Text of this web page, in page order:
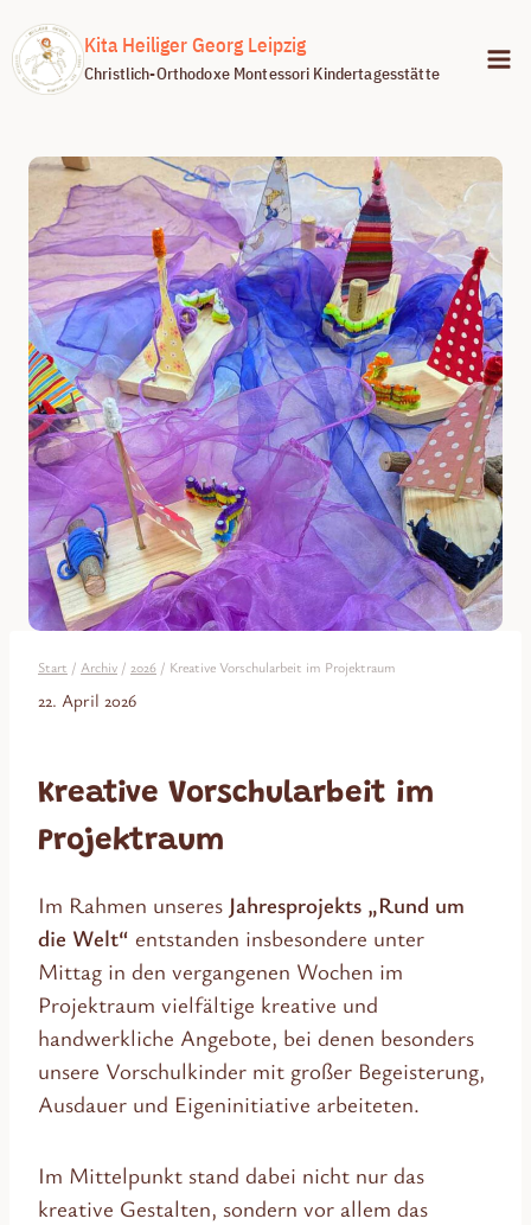
Inhalt
springen
Kita Heiliger Georg Leipzig
Christlich-Orthodoxe Montessori Kindertagesstätte
Start / Archiv / 2026 / Kreative Vorschularbeit im Projektraum
22. April 2026
Kreative Vorschularbeit im
Projektraum
Im Rahmen unseres Jahresprojekts „Rund um
die Welt“ entstanden insbesondere unter
Mittag in den vergangenen Wochen im
Projektraum vielfältige kreative und
handwerkliche Angebote, bei denen besonders
unsere Vorschulkinder mit großer Begeisterung,
Ausdauer und Eigeninitiative arbeiteten.
Im Mittelpunkt stand dabei nicht nur das
kreative Gestalten, sondern vor allem das